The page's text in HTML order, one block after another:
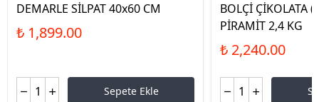
DEMARLE SİLPAT 40x60 CM
₺ 1,899.00
Sepete Ekle
BOLÇİ ÇİKOLATA
PİRAMİT 2,4 KG
₺ 2,240.00